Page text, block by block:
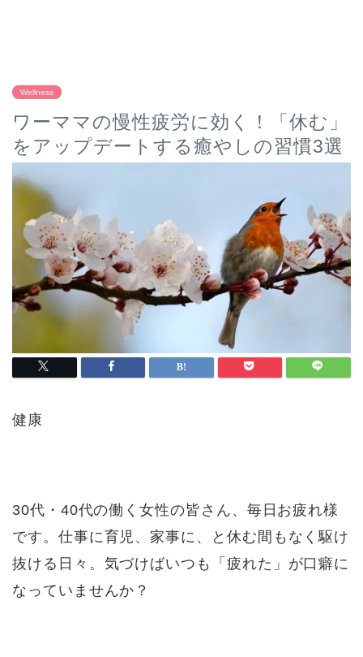
Wellness
ワーママの慢性疲労に効く！「休む」
をアップデートする癒やしの習慣3選
健康
30代・40代の働く女性の皆さん、毎日お疲れ様
です。仕事に育児、家事に、と休む間もなく駆け
抜ける日々。気づけばいつも「疲れた」が口癖に
なっていませんか？